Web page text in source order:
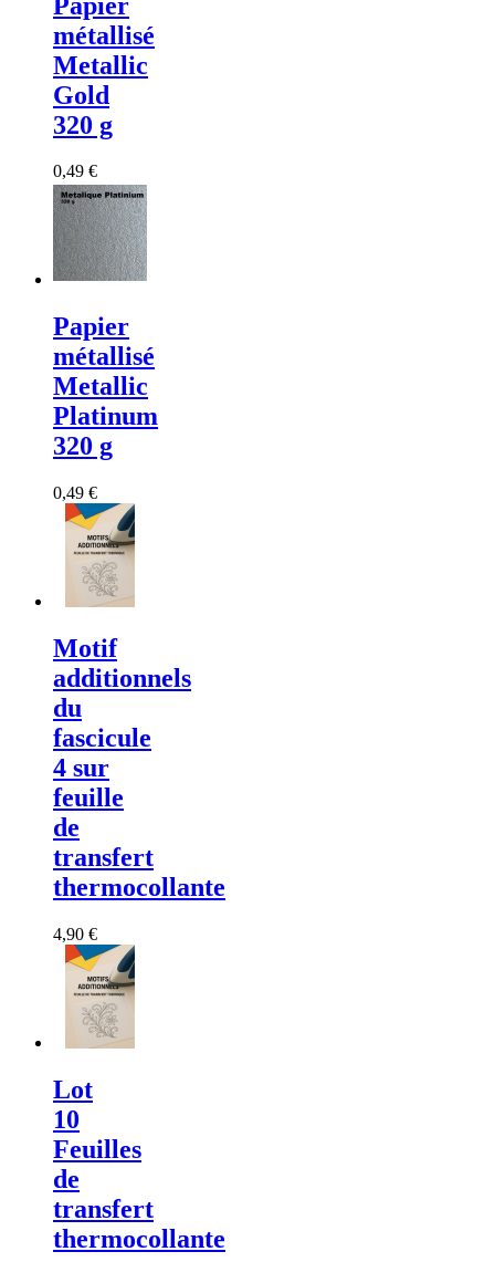
métallisé
Metallic
Gold
320 g
0,49 €
Papier
métallisé
Metallic
Platinum
320 g
0,49 €
Motif
additionnels
du
fascicule
4 sur
feuille
de
transfert
thermocollante
4,90 €
Lot
10
Feuilles
de
transfert
thermocollante